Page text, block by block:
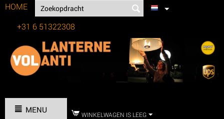
HOME
+31 6 51322308
MENU WINKELWAGEN IS LEEG